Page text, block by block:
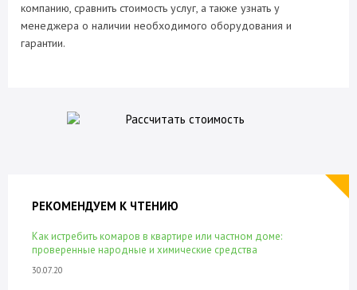
компанию, сравнить стоимость услуг, а также узнать у
менеджера о наличии необходимого оборудования и
гарантии.
РЕКОМЕНДУЕМ К ЧТЕНИЮ
Как истребить комаров в квартире или частном доме:
проверенные народные и химические средства
30.07.20